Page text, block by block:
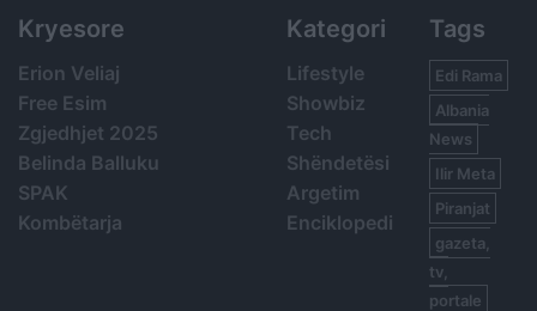
Kryesore
Erion Veliaj
Free Esim
Zgjedhjet 2025
Belinda Balluku
SPAK
Kombëtarja
Kategori
Lifestyle
Showbiz
Tech
Shëndetësi
Argetim
Enciklopedi
Tags
Edi Rama
Albania
News
Ilir Meta
Piranjat
gazeta,
tv,
portale